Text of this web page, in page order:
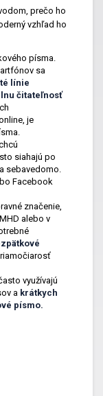
prečo ho
vzhľad ho
písma.
sa
línie
čitateľnosť
je
siahajú po
sebavedomo.
Facebook
značenie,
alebo v
využívajú
a krátkych
písmo.